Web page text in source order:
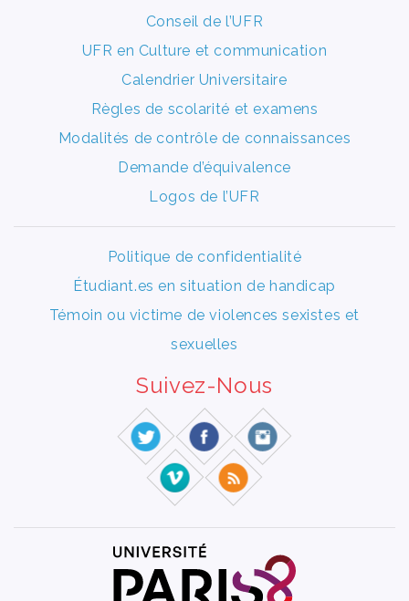
Conseil de l’UFR
UFR en Culture et communication
Calendrier Universitaire
Règles de scolarité et examens
Modalités de contrôle de connaissances
Demande d’équivalence
Logos de l’UFR
Politique de confidentialité
Étudiant.es en situation de handicap
Témoin ou victime de violences sexistes et
sexuelles
Suivez-Nous